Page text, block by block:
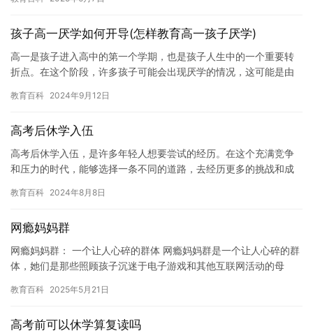
患者…
孩子高一厌学如何开导(怎样教育高一孩子厌学)
高一是孩子进入高中的第一个学期，也是孩子人生中的一个重要转
折点。在这个阶段，许多孩子可能会出现厌学的情况，这可能是由
孩子克…
教育百科 2024年9月12日
高考后休学入伍
高考后休学入伍，是许多年轻人想要尝试的经历。在这个充满竞争
和压力的时代，能够选择一条不同的道路，去经历更多的挑战和成
在这篇…
教育百科 2024年8月8日
网瘾妈妈群
网瘾妈妈群： 一个让人心碎的群体 网瘾妈妈群是一个让人心碎的群
体，她们是那些照顾孩子沉迷于电子游戏和其他互联网活动的母
似乎…
教育百科 2025年5月21日
高考前可以休学算复读吗